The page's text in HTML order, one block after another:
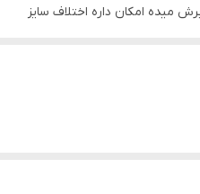
میده امکان داره اختلاف سایز